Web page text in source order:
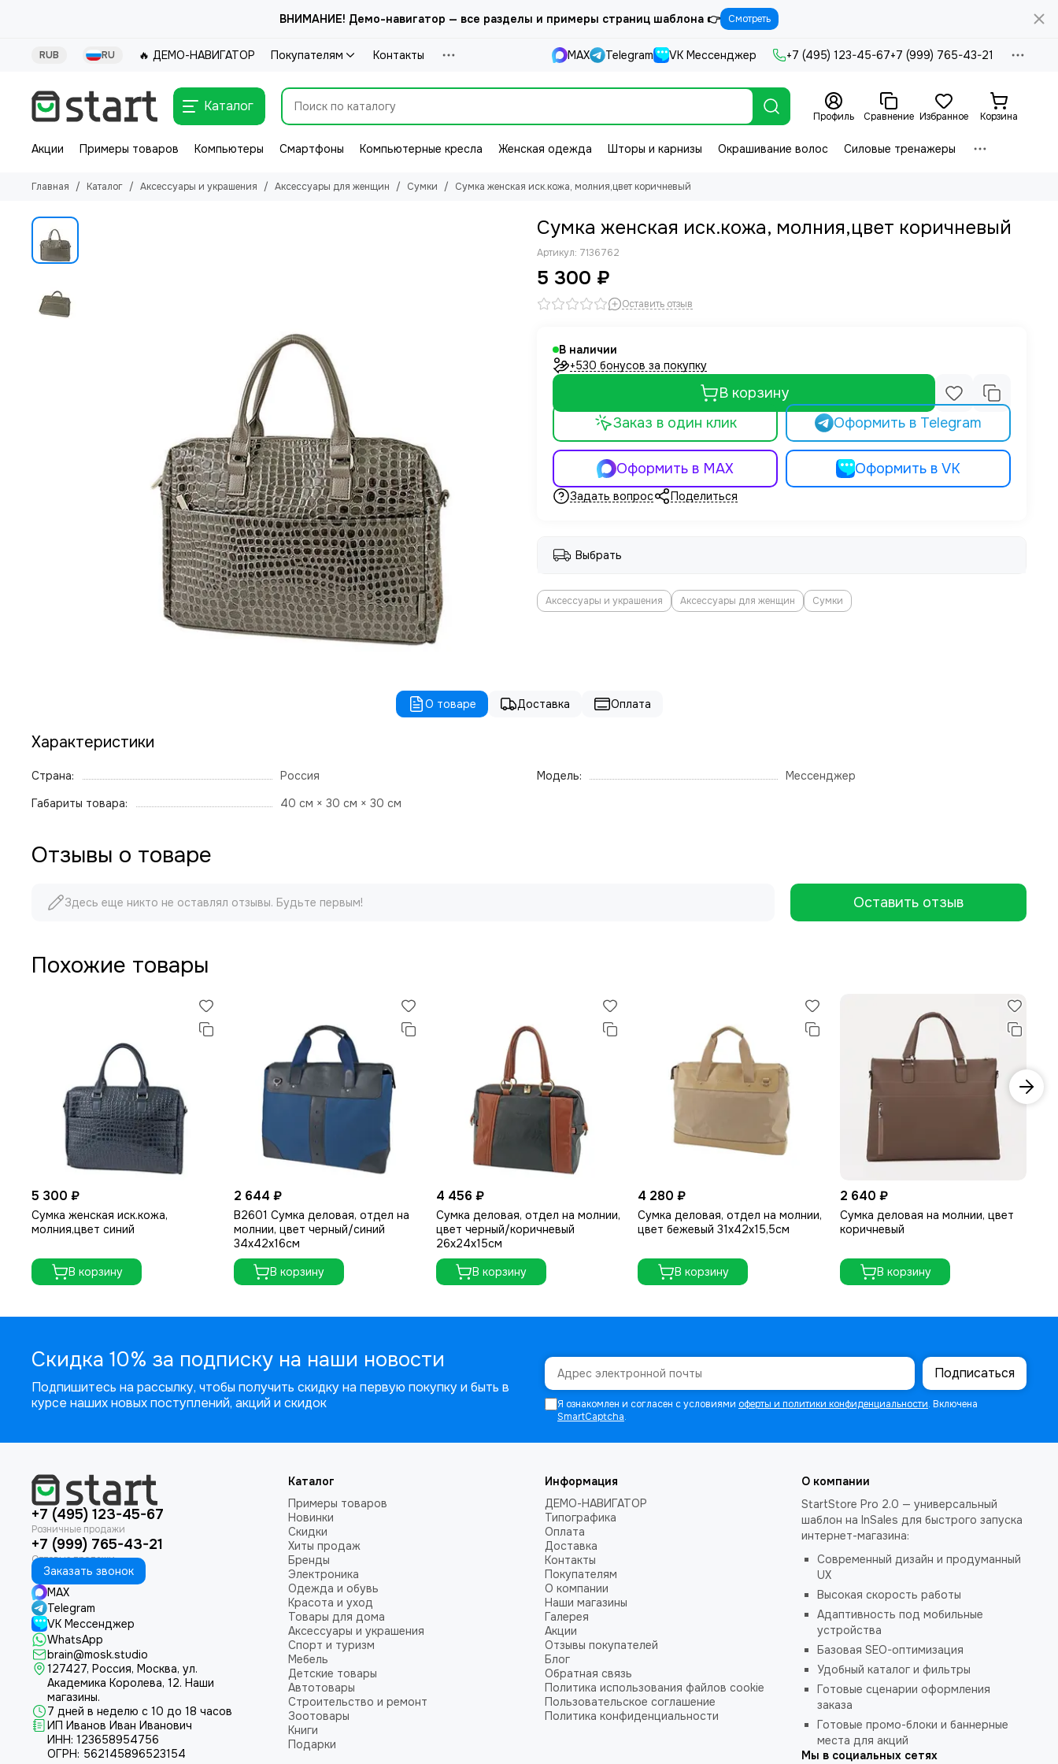
ВНИМАНИЕ! Демо-навигатор — все разделы и примеры страниц шаблона 👉 Смотреть
RUB RU 🔥 ДЕМО-НАВИГАТОР Покупателям Контакты MAX Telegram VK Мессенджер +7 (495) 123-45-67+7 (999) 765-43-21
Каталог
Профиль Сравнение Избранное Корзина
Акции Примеры товаров Компьютеры Смартфоны Компьютерные кресла Женская одежда Шторы и карнизы Окрашивание волос Силовые тренажеры
Главная Каталог Аксессуары и украшения Аксессуары для женщин Сумки Сумка женская иск.кожа, молния,цвет коричневый
Сумка женская иск.кожа, молния,цвет коричневый
Артикул: 7136762
5 300 ₽
Оставить отзыв
В наличии
+530 бонусов за покупку
В корзину
Оформить в Telegram
Оформить в MAX Оформить в VK
Заказ в один клик
Задать вопрос Поделиться
Выбрать
Аксессуары и украшения Аксессуары для женщин Сумки
О товаре Доставка Оплата
Характеристики
Страна:
Россия
Габариты товара:
40 см × 30 см × 30 см
Модель: Мессенджер
Отзывы о товаре
Здесь еще никто не оставлял отзывы. Будьте первым! Оставить отзыв
Похожие товары
5 300 ₽
Сумка женская иск.кожа,
молния,цвет синий
В корзину
2 644 ₽
В2601 Сумка деловая, отдел на
молнии, цвет черный/синий
34х42х16см
В корзину
4 456 ₽
Сумка деловая, отдел на молнии,
цвет черный/коричневый
26х24х15см
В корзину
4 280 ₽
Сумка деловая, отдел на молнии,
цвет бежевый 31х42х15,5см
В корзину
2 640 ₽
Сумка деловая на молнии, цвет
коричневый
В корзину
Скидка 10% за подписку на наши новости
Подпишитесь на рассылку, чтобы получить скидку на первую покупку и быть в
курсе наших новых поступлений, акций и скидок
Подписаться
Я ознакомлен и согласен с условиями оферты и политики конфиденциальности. Включена
SmartCaptcha.
+7 (495) 123-45-67
+7 (999) 765-43-21
Заказать звонок
MAX
Telegram
VK Мессенджер
WhatsApp
brain@mosk.studio
127427, Россия, Москва, ул.
Академика Королева, 12. Наши
магазины.
7 дней в неделю с 10 до 18 часов
ИП Иванов Иван Иванович
ИНН: 123658954756
ОГРН: 562145896523154
Каталог
Примеры товаров
Новинки
Скидки
Хиты продаж
Бренды
Электроника
Одежда и обувь
Красота и уход
Товары для дома
Аксессуары и украшения
Спорт и туризм
Мебель
Детские товары
Автотовары
Строительство и ремонт
Зоотовары
Книги
Подарки
Информация
ДЕМО-НАВИГАТОР
Типографика
Оплата
Доставка
Контакты
Покупателям
О компании
Наши магазины
Галерея
Акции
Отзывы покупателей
Блог
Обратная связь
Политика использования файлов cookie
Пользовательское соглашение
Политика конфиденциальности
О компании
StartStore Pro 2.0 — универсальный
шаблон на InSales для быстрого запуска
интернет-магазина:
Современный дизайн и продуманный
UX
Высокая скорость работы
Адаптивность под мобильные
устройства
Базовая SEO-оптимизация
Удобный каталог и фильтры
Готовые сценарии оформления
заказа
Готовые промо-блоки и баннерные
места для акций
Мы в социальных сетях